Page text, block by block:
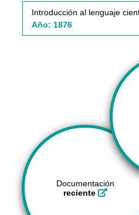
Introducción al lenguaje
Año: 1876
Documentación
reciente